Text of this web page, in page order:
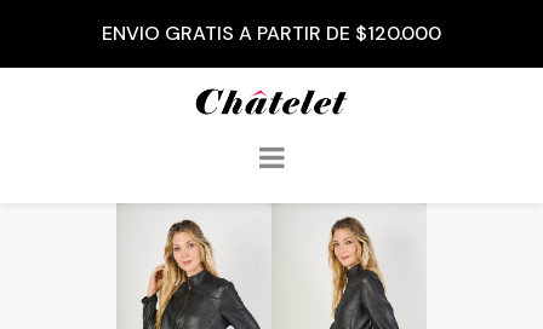
3 CUOTAS SIN INTERÉS A PARTIR DE $50.000